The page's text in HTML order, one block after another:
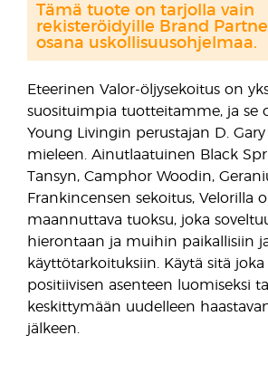
Eteerinen Valor-öljysekoitus on
suosituimpia tuotteitamme, ja se
Young Livingin perustajan D.
mieleen. Ainutlaatuinen Black
Tansyn, Camphor Woodin,
Frankincensen sekoitus, Velorilla
maannuttava tuoksu, joka
hierontaan ja muihin paikallisiin
käyttötarkoituksiin. Käytä sitä
positiivisen asenteen luomiseksi
keskittymään uudelleen
jälkeen.
Tämä tuote on tarjolla vain
rekisteröidyille Brand
osana uskollisuusohjelmaa.